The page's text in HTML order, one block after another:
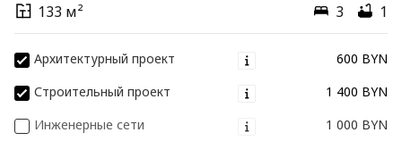
133 м² 3 1
Архитектурный проект
600 BYN
Строительный проект
1 400 BYN
Инженерные сети
1 000 BYN